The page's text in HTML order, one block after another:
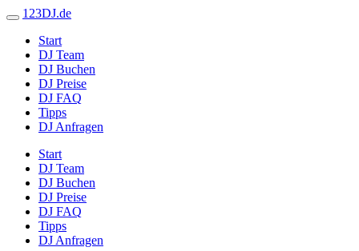
123DJ.de
Start
DJ Team
DJ Buchen
DJ Preise
DJ FAQ
Tipps
DJ Anfragen
Start
DJ Team
DJ Buchen
DJ Preise
DJ FAQ
Tipps
DJ Anfragen